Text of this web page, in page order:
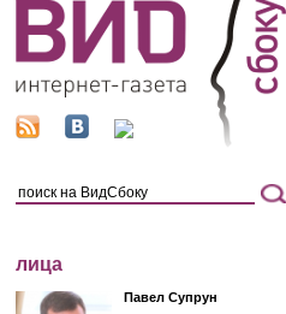
лица
Павел Супрун